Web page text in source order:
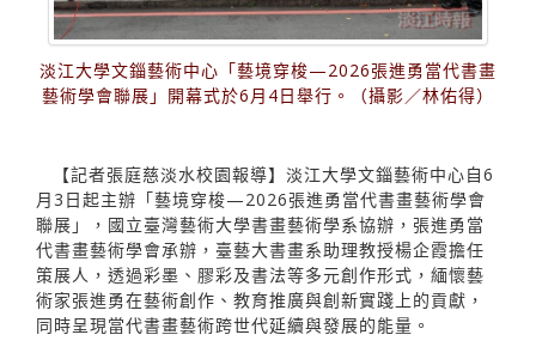
淡江大學文錙藝術中心「藝境穿梭—2026張進勇當代書畫
藝術學會聯展」開幕式於6月4日舉行。（攝影／林佑得）
【記者張庭慈淡水校園報導】淡江大學文錙藝術中心自6
月3日起主辦「藝境穿梭—2026張進勇當代書畫藝術學會
聯展」，國立臺灣藝術大學書畫藝術學系協辦，張進勇當
代書畫藝術學會承辦，臺藝大書畫系助理教授楊企霞擔任
策展人，透過彩墨、膠彩及書法等多元創作形式，緬懷藝
術家張進勇在藝術創作、教育推廣與創新實踐上的貢獻，
同時呈現當代書畫藝術跨世代延續與發展的能量。